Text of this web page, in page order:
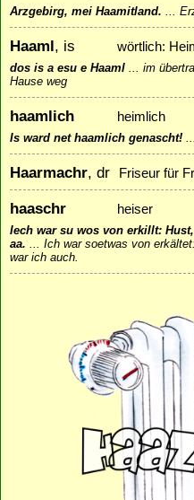
Arzgebirg, mei Haamitland. ...
Haaml, is wörtlich:
dos is a esu e Haaml ... im
Hause weg
haamlich heimlich
Is ward net haamlich genascht! ...
Haarmachr, dr Friseur für
haaschr heiser
Iech war su wos von erkillt:
aa. ... Ich war soetwas von
war ich auch.